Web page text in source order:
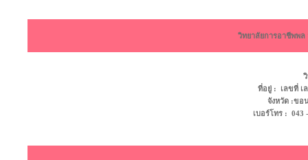
วิทยาลัยการอาชีพพ
ที่อยู่ : เลขที่ เ
จังหวัด :ข
เบอร์โทร :